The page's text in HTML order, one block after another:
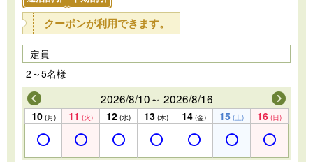
クーポンが利用できます。
定員
2～5名様
2026/8/10～ 2026/8/16
10 (月) 11 (火) 12 (水) 13 (木) 14 (金) 15 (土) 16 (日)